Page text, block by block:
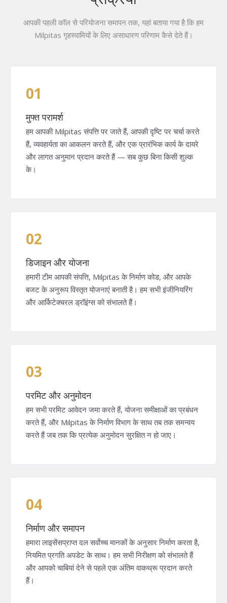
आपकी पहली कॉल से परियोजना समापन तक, यहां बताया गया है कि हम
Milpitas गृहस्वामियों के लिए असाधारण परिणाम कैसे देते हैं।
01
मुफ्त परामर्श
हम आपकी Milpitas संपत्ति पर जाते हैं, आपकी दृष्टि पर चर्चा करते
हैं, व्यवहार्यता का आकलन करते हैं, और एक प्रारंभिक कार्य के दायरे
और लागत अनुमान प्रदान करते हैं — सब कुछ बिना किसी शुल्क
के।
02
डिजाइन और योजना
हमारी टीम आपकी संपत्ति, Milpitas के निर्माण कोड, और आपके
बजट के अनुरूप विस्तृत योजनाएं बनाती है। हम सभी इंजीनियरिंग
और आर्किटेक्चरल ड्रॉइंग्स को संभालते हैं।
03
परमिट और अनुमोदन
हम सभी परमिट आवेदन जमा करते हैं, योजना समीक्षाओं का प्रबंधन
करते हैं, और Milpitas के निर्माण विभाग के साथ तब तक समन्वय
करते हैं जब तक कि प्रत्येक अनुमोदन सुरक्षित न हो जाए।
04
निर्माण और समापन
हमारा लाइसेंसप्राप्त दल सर्वोच्च मानकों के अनुसार निर्माण करता है,
नियमित प्रगति अपडेट के साथ। हम सभी निरीक्षण को संभालते हैं
और आपको चाबियां देने से पहले एक अंतिम वाकथ्रू प्रदान करते
हैं।